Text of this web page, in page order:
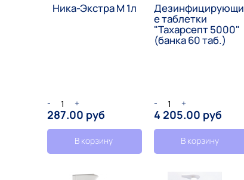
Ника-Экстра М 1л
- +
287.00 руб
В корзину
Дезинфицирующи
е таблетки
"Тахарсепт 5000"
(банка 60 таб.)
- +
4 205.00 руб
В корзину